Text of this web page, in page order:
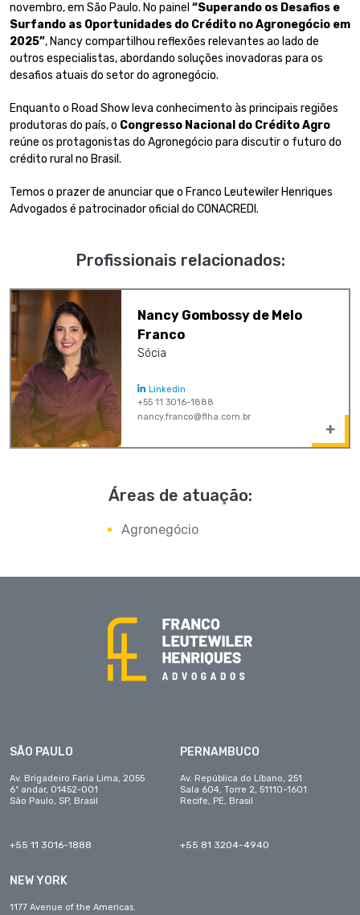
novembro, em São Paulo. No painel “Superando os Desafios e
Surfando as Oportunidades do Crédito no Agronegócio em
2025”, Nancy compartilhou reflexões relevantes ao lado de
outros especialistas, abordando soluções inovadoras para os
desafios atuais do setor do agronegócio.
Enquanto o Road Show leva conhecimento às principais regiões
produtoras do país, o Congresso Nacional do Crédito Agro
reúne os protagonistas do Agronegócio para discutir o futuro do
crédito rural no Brasil.
Temos o prazer de anunciar que o Franco Leutewiler Henriques
Advogados é patrocinador oficial do CONACREDI.
Profissionais relacionados:
Nancy Gombossy de Melo
Franco
Sócia
Linkedin
+55 11 3016-1888
nancy.franco@flha.com.br
Áreas de atuação:
Agronegócio
SÃO PAULO
Av. Brigadeiro Faria Lima, 2055
6º andar, 01452-001
São Paulo, SP, Brasil
+55 11 3016-1888
PERNAMBUCO
Av. República do Líbano, 251
Sala 604, Torre 2, 51110-1601
Recife, PE, Brasil
+55 81 3204-4940
NEW YORK
1177 Avenue of the Americas.